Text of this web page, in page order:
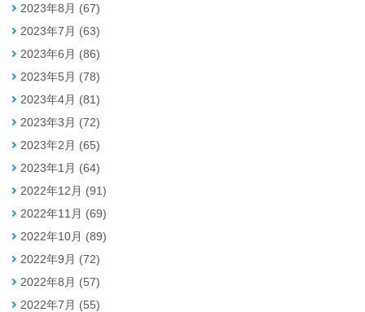
2023年8月 (67)
2023年7月 (63)
2023年6月 (86)
2023年5月 (78)
2023年4月 (81)
2023年3月 (72)
2023年2月 (65)
2023年1月 (64)
2022年12月 (91)
2022年11月 (69)
2022年10月 (89)
2022年9月 (72)
2022年8月 (57)
2022年7月 (55)